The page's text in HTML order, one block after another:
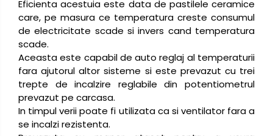
Eficienta acestuia este data de pastilele ceramice
care, pe masura ce temperatura creste consumul
de electricitate scade si invers cand temperatura
scade.
Aceasta este capabil de auto reglaj al temperaturii
fara ajutorul altor sisteme si este prevazut cu trei
trepte de incalzire reglabile din potentiometrul
prevazut pe carcasa.
In timpul verii poate fi utilizata ca si ventilator fara a
se incalzi rezistenta.